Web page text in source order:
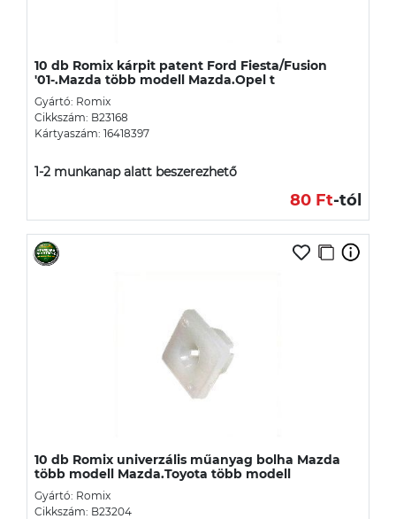
10 db Romix kárpit patent Ford Fiesta/Fusion
'01-.Mazda több modell Mazda.Opel t
Gyártó: Romix
Cikkszám: B23168
Kártyaszám: 16418397
1-2 munkanap alatt beszerezhető
80 Ft-tól
10 db Romix univerzális műanyag bolha Mazda
több modell Mazda.Toyota több modell
Gyártó: Romix
Cikkszám: B23204